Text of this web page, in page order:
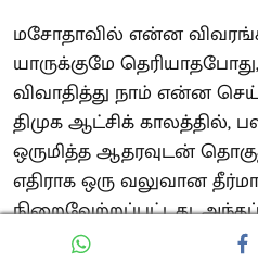
மசோதாவில் என்ன
யாருக்குமே
விவாதித்து நாம் என்ன
திமுக ஆட்சிக் காலத்தில்,
ஒருமித்த ஆதரவுடன்
எதிராக ஒரு வலுவான
நிறைவேற்றப்பட்டது.
அப்படியே நடைமுறையில்